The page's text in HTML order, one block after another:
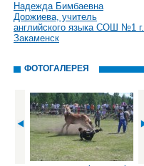
Надежда Бимбаевна
Доржиева, учитель
английского языка СОШ №1 г.
Закаменск
ФОТОГАЛЕРЕЯ